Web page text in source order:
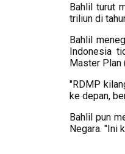
Bahlil turut
triliun di
Bahlil
Indonesia
Master Plan
"RDMP
ke depan,
Bahlil pun
Negara. "Ini